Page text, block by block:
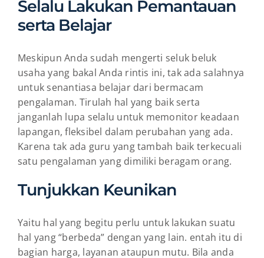
Selalu Lakukan Pemantauan
serta Belajar
Meskipun Anda sudah mengerti seluk beluk
usaha yang bakal Anda rintis ini, tak ada salahnya
untuk senantiasa belajar dari bermacam
pengalaman. Tirulah hal yang baik serta
janganlah lupa selalu untuk memonitor keadaan
lapangan, fleksibel dalam perubahan yang ada.
Karena tak ada guru yang tambah baik terkecuali
satu pengalaman yang dimiliki beragam orang.
Tunjukkan Keunikan
Yaitu hal yang begitu perlu untuk lakukan suatu
hal yang “berbeda” dengan yang lain. entah itu di
bagian harga, layanan ataupun mutu. Bila anda